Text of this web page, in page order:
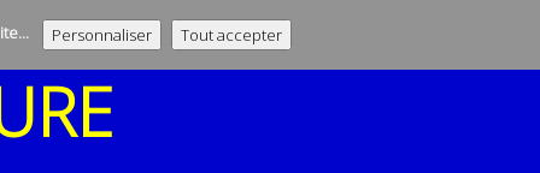
Personnaliser Tout accepter